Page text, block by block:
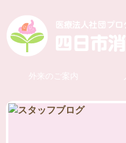
外来のご案内